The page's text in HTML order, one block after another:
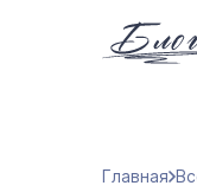
Главная